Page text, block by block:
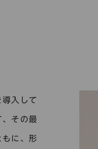
入して
、その最
もに、形